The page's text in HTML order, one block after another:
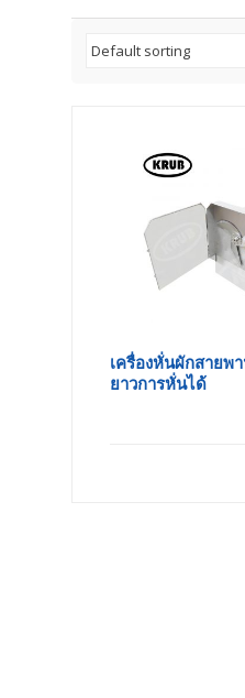
เครื่องหั่นผักสายพ
ยาวการหั่นได้